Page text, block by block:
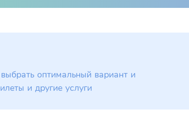
оптимальный вариант и
и другие услуги